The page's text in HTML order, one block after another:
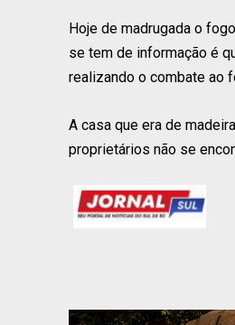
Hoje de madrugada o
se tem de informação é
realizando o combate ao
A casa que era de
proprietários não se